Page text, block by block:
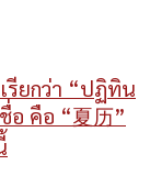
รียกว่า “ปฏิทิน
อ คือ “夏历”